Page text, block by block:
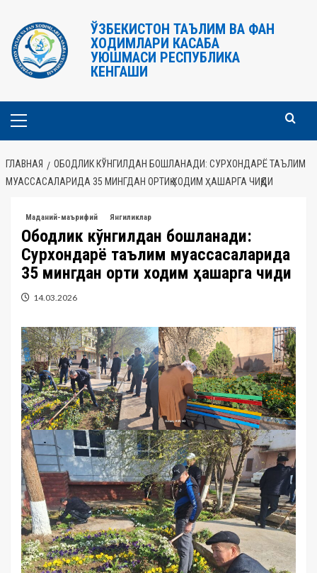
содержимому
ЎЗБЕКИСТОН ТАЪЛИМ ВА ФАН
ХОДИМЛАРИ КАСАБА
УЮШМАСИ РЕСПУБЛИКА
КЕНГАШИ
Основное
ГЛАВНАЯ
ОБОДЛИК КЎНГИЛДАН БОШЛАНАДИ: СУРХОНДАРЁ ТАЪЛИМ
МУАССАСАЛАРИДА 35 МИНГДАН ОРТИҚ ХОДИМ ҲАШАРГА ЧИҚДИ
Маданий-маърифий Янгиликлар
Ободлик кўнгилдан бошланади:
Сурхондарё таълим муассасаларида
35 мингдан ортиқ ходим ҳашарга чиқди
14.03.2026